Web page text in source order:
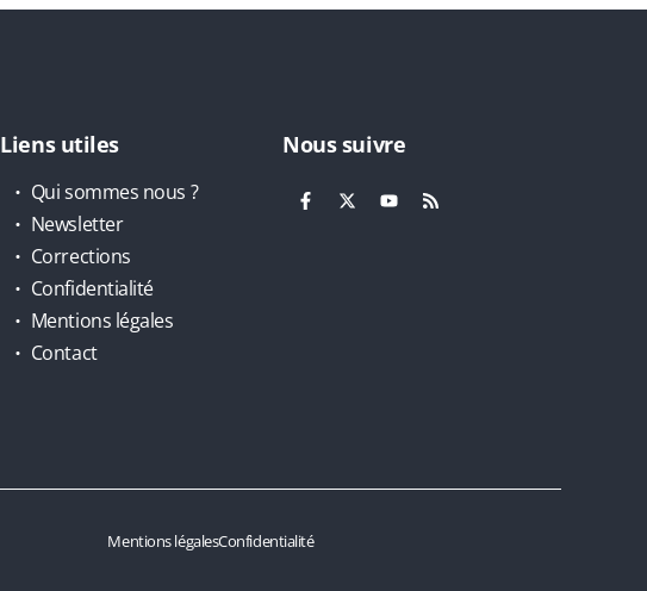
Liens utiles
Qui sommes nous ?
Newsletter
Corrections
Confidentialité
Mentions légales
Contact
Nous suivre
Mentions légalesConfidentialité